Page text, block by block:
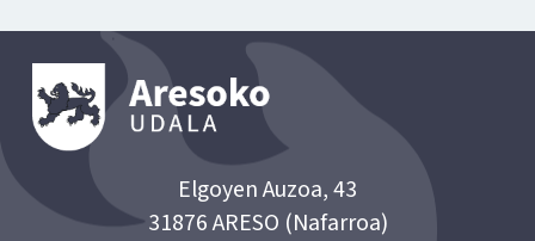
Elgoyen Auzoa, 43
31876 ARESO (Nafarroa)